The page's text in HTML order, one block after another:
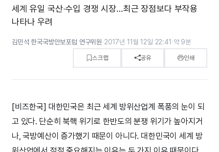
세계 유일 국산‧수입 경쟁 시장…최근 장점보다 부작용
나타나 우려
김민석 한국국방안보포럼 연구위원·2017년 11월 12일 22:41 ·약 9분
스크랩 공유 인쇄
[비즈한국] 대한민국은 최근 세계 방위산업계 폭풍의 눈이 되
고 있다. 단순히 북핵 위기로 한반도의 분쟁 위기가 높아지거
나, 국방예산이 증가했기 때문이 아니다. 대한민국이 세계 방